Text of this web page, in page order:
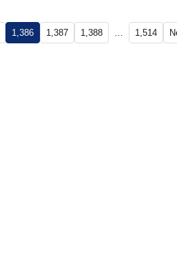
1,386 1,387 1,388 … 1,514